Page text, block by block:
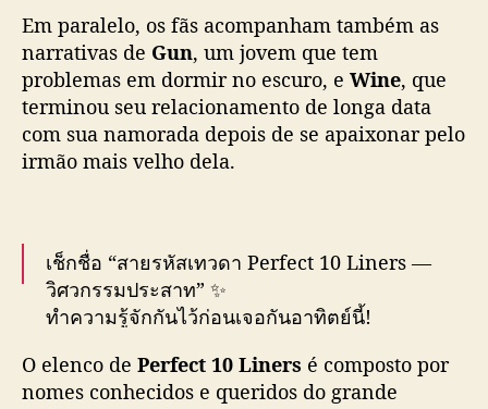
S
n
t
a
,
o
e
M
r
k
Em paralelo, os fãs acompanham também as
narrativas de Gun, um jovem que tem
problemas em dormir no escuro, e Wine, que
terminou seu relacionamento de longa data
com sua namorada depois de se apaixonar pelo
irmão mais velho dela.
เช็กชื่อ “สายรหัสเทวดา Perfect 10 Liners —
วิศวกรรมประสาท” ✨
ทำความรู้จักกันไว้ก่อนเจอกันอาทิตย์นี้!
🎥 Trailer :https://t.co/WMV8sSKui5
O elenco de Perfect 10 Liners é composto por
nomes conhecidos e queridos do grande